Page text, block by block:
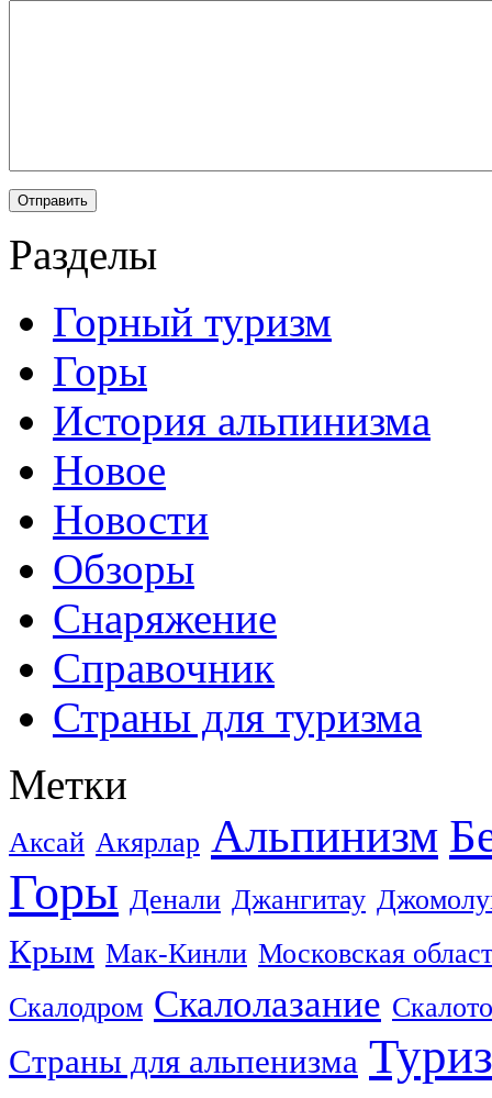
Разделы
Горный туризм
Горы
История альпинизма
Новое
Новости
Обзоры
Снаряжение
Справочник
Страны для туризма
Метки
Аксай Акярлар Альпинизм
Горы Денали Джангитау
Крым Мак-Кинли Московская
Скалодром Скалолазание
Страны для альпенизма